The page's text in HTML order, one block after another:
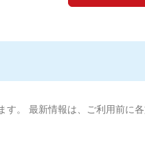
。 最新情報は、ご利用前に各